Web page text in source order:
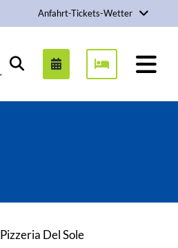
Anfahrt-Tickets-Wetter
Stadt Bad Wildungen
Suchen
Pizzeria Del Sole